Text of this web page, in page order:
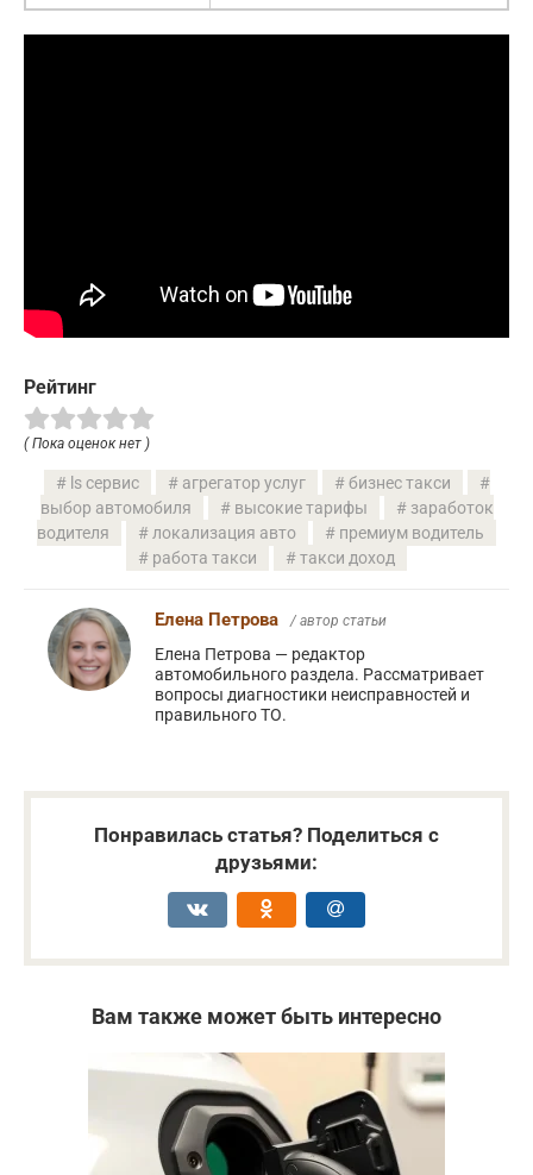
Рейтинг
( Пока оценок нет )
ls сервис агрегатор услуг
бизнес такси
выбор автомобиля
высокие тарифы
заработок
водителя
локализация авто
премиум водитель
работа такси
такси доход
Елена Петрова / автор статьи
Елена Петрова — редактор
автомобильного раздела. Рассматривает
вопросы диагностики неисправностей и
правильного ТО.
Понравилась статья? Поделиться с
друзьями:
Вам также может быть интересно